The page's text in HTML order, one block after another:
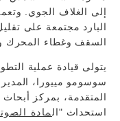
إلى الغلاف الجوي.
البارد مجتمعة على
السقف وغطاء المحرك
يتولى قيادة عملية
سوسومو مييورا،
المتقدمة، بمركز
استحداث "المادة